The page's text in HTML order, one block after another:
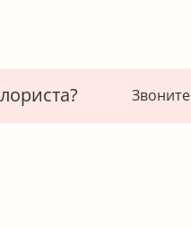
Звоните